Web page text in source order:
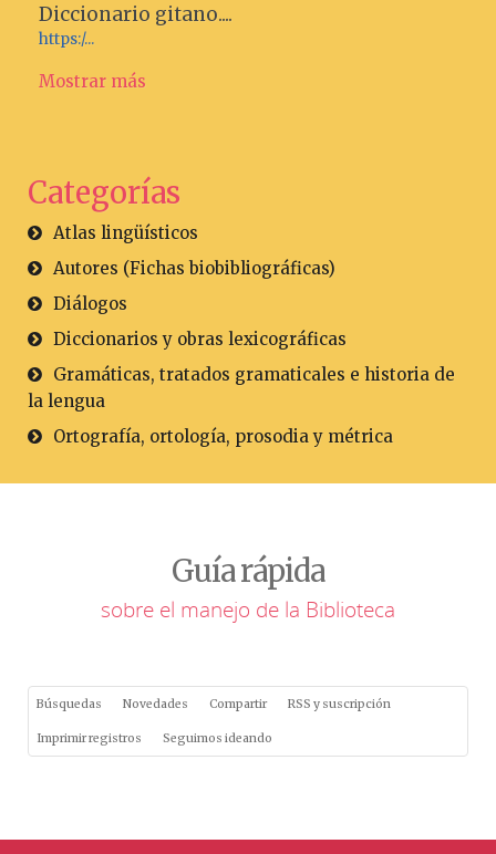
Diccionario gitano....
https:/...
Mostrar más
Categorías
Atlas lingüísticos
Autores (Fichas biobibliográficas)
Diálogos
Diccionarios y obras lexicográficas
Gramáticas, tratados gramaticales e historia de
la lengua
Ortografía, ortología, prosodia y métrica
Guía rápida
sobre el manejo de la Biblioteca
Búsquedas Novedades Compartir RSS y suscripción
Imprimir registros Seguimos ideando